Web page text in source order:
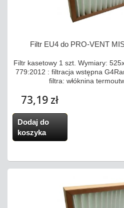
Filtr EU4 do PRO-VENT
Filtr kasetowy 1 szt. Wymiary:
779:2012 : filtracja wstępna
filtra: włóknina
73,19 zł
Dodaj do
koszyka